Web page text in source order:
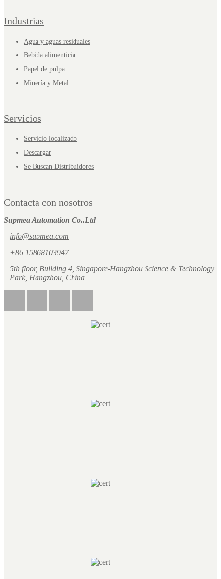
Industrias
Agua y aguas residuales
Bebida alimenticia
Papel de pulpa
Minería y Metal
Servicios
Servicio localizado
Descargar
Se Buscan Distribuidores
Contacta con nosotros
Supmea Automation Co.,Ltd
info@supmea.com
+86 15868103947
5th floor, Building 4, Singapore-Hangzhou Science & Technology
Park, Hangzhou, China